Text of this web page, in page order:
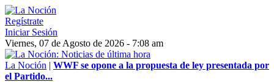
Regístrate
Iniciar Sesión
Viernes, 07 de Agosto de 2026 - 7:08 am
La Noción | WWF se opone a la propuesta de ley presentada por
el Partido...